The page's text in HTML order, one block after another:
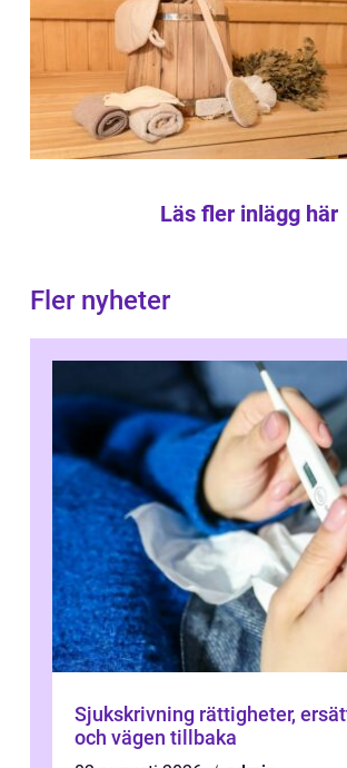
Läs fler inlägg här
Fler nyheter
Sjukskrivning rättigheter, ersättning
och vägen tillbaka